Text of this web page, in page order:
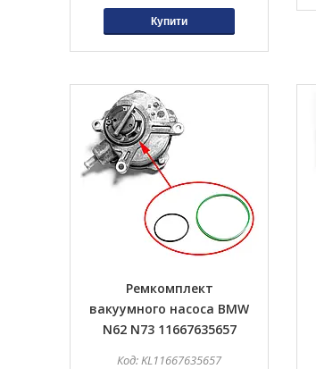
Купити
Ремкомплект
вакуумного насоса BMW
N62 N73 11667635657
KL11667635657